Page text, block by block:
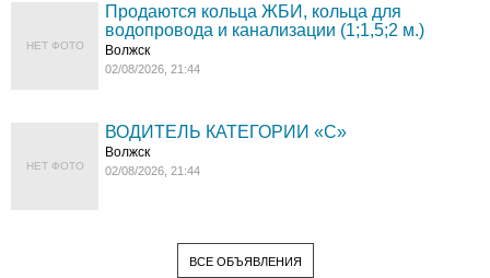
НЕТ ФОТО
Продаются кольца ЖБИ, кольца для
водопровода и канализации (1;1,5;2 м.)
Волжск
02/08/2026, 21:44
НЕТ ФОТО
ВОДИТЕЛЬ КАТЕГОРИИ «C»
Волжск
02/08/2026, 21:44
ВСЕ ОБЪЯВЛЕНИЯ